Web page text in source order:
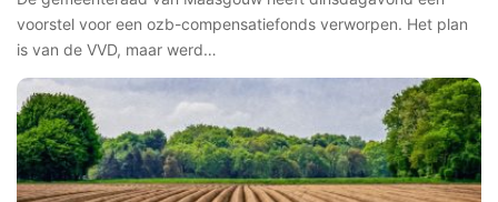
voorstel voor een ozb-compensatiefonds verworpen. Het plan
is van de VVD, maar werd…